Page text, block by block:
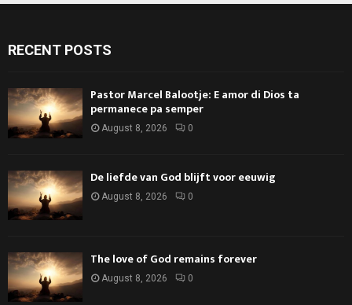
RECENT POSTS
Pastor Marcel Balootje: E amor di Dios ta
permanece pa semper
August 8, 2026 0
De liefde van God blijft voor eeuwig
August 8, 2026 0
The love of God remains forever
August 8, 2026 0